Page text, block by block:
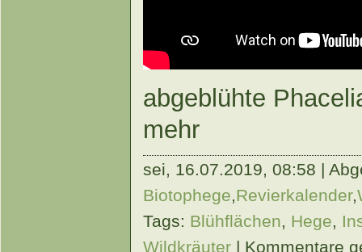
abgeblühte
mehr
sei, 16.07.2019, 08:58 |
Biotophege,Revierkalender,
Tags: Blühflächen, Hege,
Wildkräuter | Kommentare